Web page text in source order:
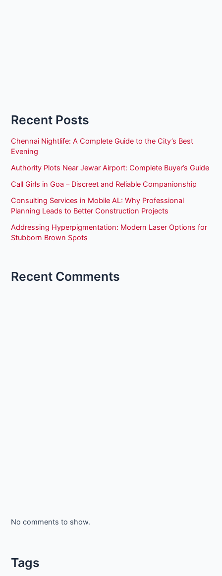
Recent Posts
Chennai Nightlife: A Complete Guide to the City’s Best
Evening
Authority Plots Near Jewar Airport: Complete Buyer’s Guide
Call Girls in Goa – Discreet and Reliable Companionship
Consulting Services in Mobile AL: Why Professional
Planning Leads to Better Construction Projects
Addressing Hyperpigmentation: Modern Laser Options for
Stubborn Brown Spots
Recent Comments
No comments to show.
Tags